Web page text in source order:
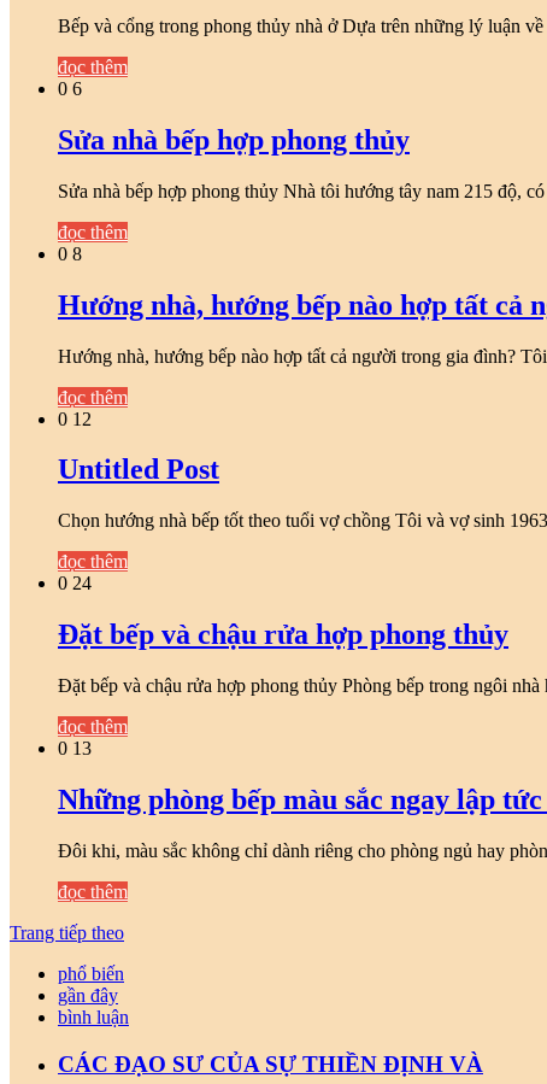
Bếp và cổng trong phong thủy nhà ở Dựa trên những lý luận
đọc thêm
0 6
Sửa nhà bếp hợp phong thủy
Sửa nhà bếp hợp phong thủy Nhà tôi hướng tây nam 215 độ,
đọc thêm
0 8
Hướng nhà, hướng bếp nào hợp tất cả
Hướng nhà, hướng bếp nào hợp tất cả người trong gia đình?
đọc thêm
0 12
Untitled Post
Chọn hướng nhà bếp tốt theo tuổi vợ chồng Tôi và vợ sinh
đọc thêm
0 24
Đặt bếp và chậu rửa hợp phong thủy
Đặt bếp và chậu rửa hợp phong thủy Phòng bếp trong ngôi
đọc thêm
0 13
Những phòng bếp màu sắc ngay lập
Đôi khi, màu sắc không chỉ dành riêng cho phòng ngủ hay
đọc thêm
Trang tiếp theo
phổ biến
gần đây
bình luận
CÁC ĐẠO SƯ CỦA SỰ THIỀN ĐỊNH VÀ